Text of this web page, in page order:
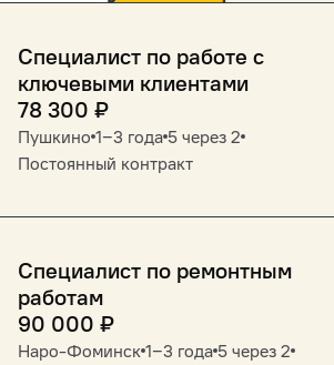
Специалист по работе с
ключевыми клиентами
78 300 ₽
Пушкино 1‒3 года 5 через 2
Постоянный контракт
Специалист по ремонтным
работам
90 000 ₽
Наро-Фоминск 1‒3 года 5 через 2